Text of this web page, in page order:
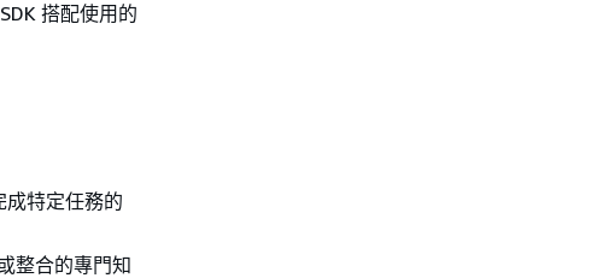
搭配使用的
成特定任務的
整合的專門知